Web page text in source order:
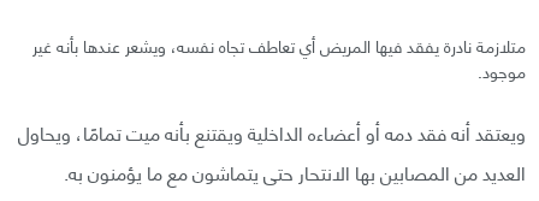
متلازمة نادرة يفقد فيها المريض أي تعاطف تجاه نفسه، ويشعر عندها بأنه غير
موجود.
ويعتقد أنه فقد دمه أو أعضاءه الداخلية ويقتنع بأنه ميت تمامًا، ويحاول
العديد من المصابين بها الانتحار حتى يتماشون مع ما يؤمنون به.